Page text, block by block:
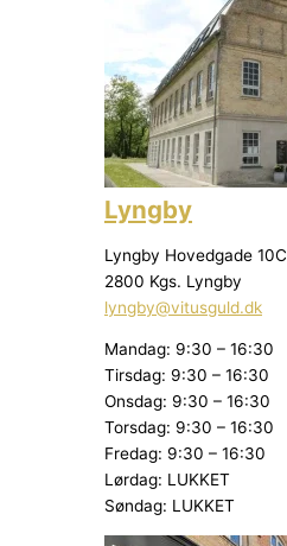
Lyngby
Lyngby Hovedgade 10C
2800 Kgs. Lyngby
lyngby@vitusguld.dk
Mandag: 9:30 – 16:30
Tirsdag: 9:30 – 16:30
Onsdag: 9:30 – 16:30
Torsdag: 9:30 – 16:30
Fredag: 9:30 – 16:30
Lørdag: LUKKET
Søndag: LUKKET